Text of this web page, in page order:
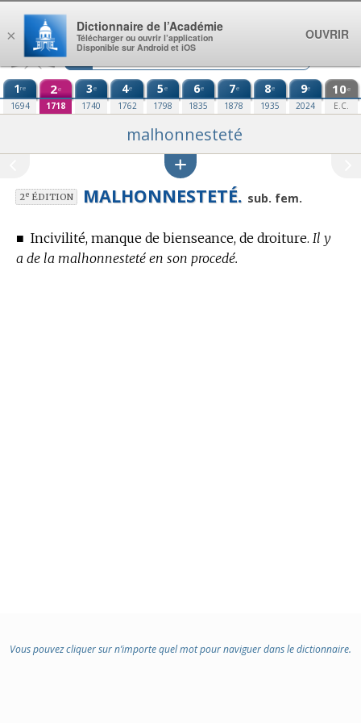
Aller au contenu
1re
1694
2e
1718
3e
1740
4e
1762
5e
1798
6e
1835
7e
1878
8e
1935
9e
2024
10e
E.C.
malhonnesteté
2eÉDITION MALHONNESTETÉ. sub. fem.
■ Incivilité, manque de bienseance, de droiture. Il y
a de la malhonnesteté en son procedé.
Vous pouvez cliquer sur n’importe quel mot pour naviguer dans le dictionnaire.
×
Dictionnaire de l’Académie
Télécharger ou ouvrir l’application
Disponible sur Android et iOS
OUVRIR